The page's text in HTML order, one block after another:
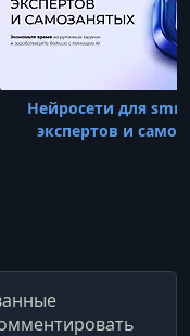
Нейросети для
экспертов и